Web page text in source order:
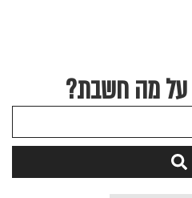
על מה חשבת?